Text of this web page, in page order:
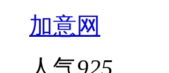
加意网